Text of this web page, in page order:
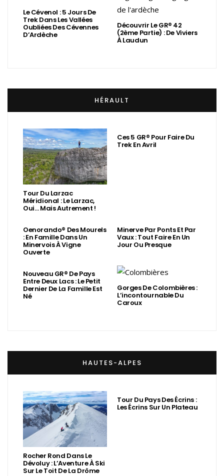
Le Cévenol : 5 Jours De
Trek Dans Les Vallées
Oubliées Des Cévennes
D’Ardèche
Découvrir Le GR® 42
(2ème Partie) : De Viviers
À Laudun
HÉRAULT
Tour Du Larzac
Méridional : Le Larzac,
Oui… Mais Autrement !
Ces 5 GR® Pour Faire Du
Trek En Avril
Oenorando® Des Mourels
: En Famille Dans Un
Minervois À Vigne
Ouverte
Minerve Par Ponts Et Par
Vaux : Tout Faire En Un
Jour Ou Presque
Nouveau GR® De Pays
Entre Deux Lacs : Le Petit
Dernier De La Famille Est
Né
Gorges De Colombières :
L’incontournable Du
Caroux
HAUTES-ALPES
Rocher Rond Dans Le
Dévoluy : L’Aventure À Ski
Sur Le Toit De La Drôme
Tour Du Pays Des Écrins :
Les Écrins Sur Un Plateau